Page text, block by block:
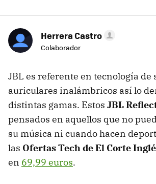
Herrera Castro
Colaborador
JBL es referente en tecnología de
auriculares inalámbricos así lo
distintas gamas. Estos JBL
pensados en aquellos que no
su música ni cuando hacen
las Ofertas Tech de El Corte
en 69,99 euros.